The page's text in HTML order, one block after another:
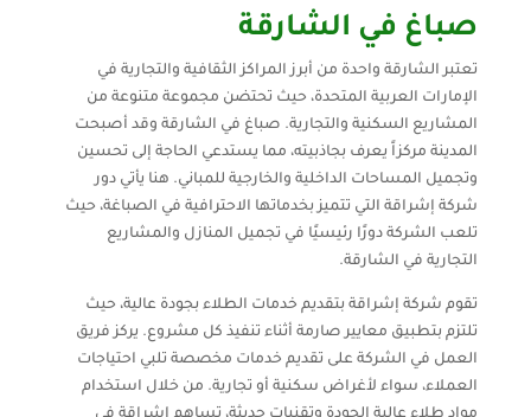
صباغ في الشارقة
تعتبر الشارقة واحدة من أبرز المراكز الثقافية والتجارية في
الإمارات العربية المتحدة، حيث تحتضن مجموعة متنوعة من
المشاريع السكنية والتجارية. صباغ في الشارقة وقد أصبحت
المدينة مركزاً يعرف بجاذبيته، مما يستدعي الحاجة إلى تحسين
وتجميل المساحات الداخلية والخارجية للمباني. هنا يأتي دور
شركة إشراقة التي تتميز بخدماتها الاحترافية في الصباغة، حيث
تلعب الشركة دورًا رئيسيًا في تجميل المنازل والمشاريع
التجارية في الشارقة.
تقوم شركة إشراقة بتقديم خدمات الطلاء بجودة عالية، حيث
تلتزم بتطبيق معايير صارمة أثناء تنفيذ كل مشروع. يركز فريق
العمل في الشركة على تقديم خدمات مخصصة تلبي احتياجات
العملاء، سواء لأغراض سكنية أو تجارية. من خلال استخدام